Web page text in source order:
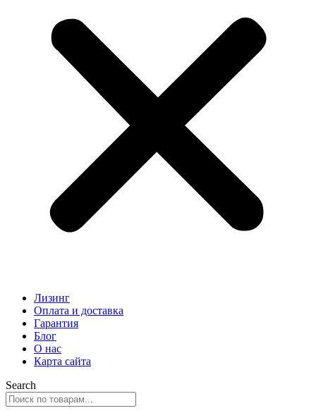
Лизинг
Оплата и доставка
Гарантия
Блог
О нас
Карта сайта
Search